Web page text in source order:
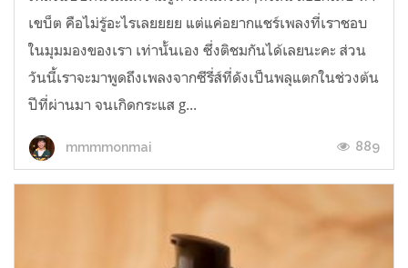
เขบ็ต คือไม่รู้อะไรเลยยยย แต่แค่อยากแชร์เพลงที่เราชอบ
ในมุมมองของเรา เท่านั้นเอง ซึ่งติชมกันได้เลยนะคะ ส่วน
วันนี้เราจะมาพูดถึงเพลงจากซีรี่ส์ที่ดังเป็นพลุแตกในช่วงต้น
ปีที่ผ่านมา จนเกิดกระแส g...
mmmmonmai 889